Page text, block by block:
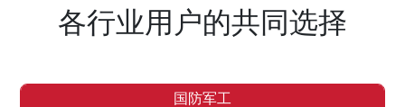
各行业用户的共同选择
国防军工